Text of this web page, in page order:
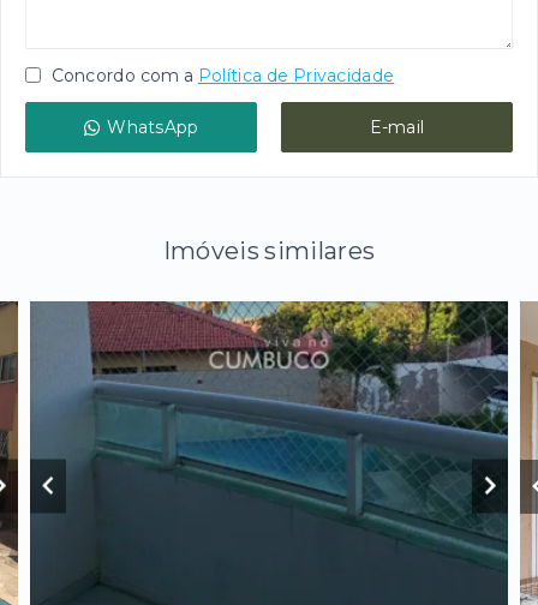
Concordo com a Política de Privacidade
WhatsApp E-mail
Imóveis similares